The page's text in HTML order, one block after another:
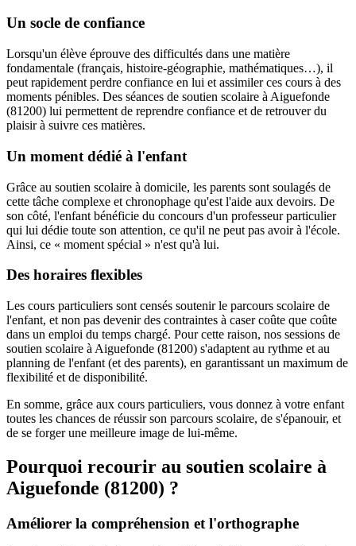
Un socle de confiance
Lorsqu'un élève éprouve des difficultés dans une matière
fondamentale (français, histoire-géographie, mathématiques…), il
peut rapidement perdre confiance en lui et assimiler ces cours à des
moments pénibles. Des séances de soutien scolaire à Aiguefonde
(81200) lui permettent de reprendre confiance et de retrouver du
plaisir à suivre ces matières.
Un moment dédié à l'enfant
Grâce au soutien scolaire à domicile, les parents sont soulagés de
cette tâche complexe et chronophage qu'est l'aide aux devoirs. De
son côté, l'enfant bénéficie du concours d'un professeur particulier
qui lui dédie toute son attention, ce qu'il ne peut pas avoir à l'école.
Ainsi, ce « moment spécial » n'est qu'à lui.
Des horaires flexibles
Les cours particuliers sont censés soutenir le parcours scolaire de
l'enfant, et non pas devenir des contraintes à caser coûte que coûte
dans un emploi du temps chargé. Pour cette raison, nos sessions de
soutien scolaire à Aiguefonde (81200) s'adaptent au rythme et au
planning de l'enfant (et des parents), en garantissant un maximum de
flexibilité et de disponibilité.
En somme, grâce aux cours particuliers, vous donnez à votre enfant
toutes les chances de réussir son parcours scolaire, de s'épanouir, et
de se forger une meilleure image de lui-même.
Pourquoi recourir au soutien scolaire à
Aiguefonde (81200) ?
Améliorer la compréhension et l'orthographe